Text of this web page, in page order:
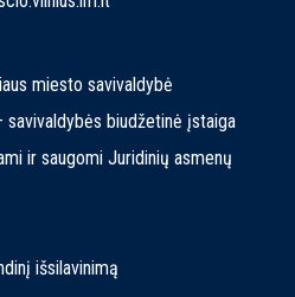
miesto savivaldybė
savivaldybės biudžetinė įstaiga
ir saugomi Juridinių asmenų
išsilavinimą